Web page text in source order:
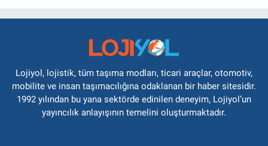
Lojiyol, lojistik, tüm taşıma modları, ticari araçlar, otomotiv,
mobilite ve insan taşımacılığına odaklanan bir haber sitesidir.
1992 yılından bu yana sektörde edinilen deneyim, Lojiyol’un
yayıncılık anlayışının temelini oluşturmaktadır.